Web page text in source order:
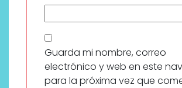
Guarda mi nombre, correo
electrónico y web en este
para la próxima vez que